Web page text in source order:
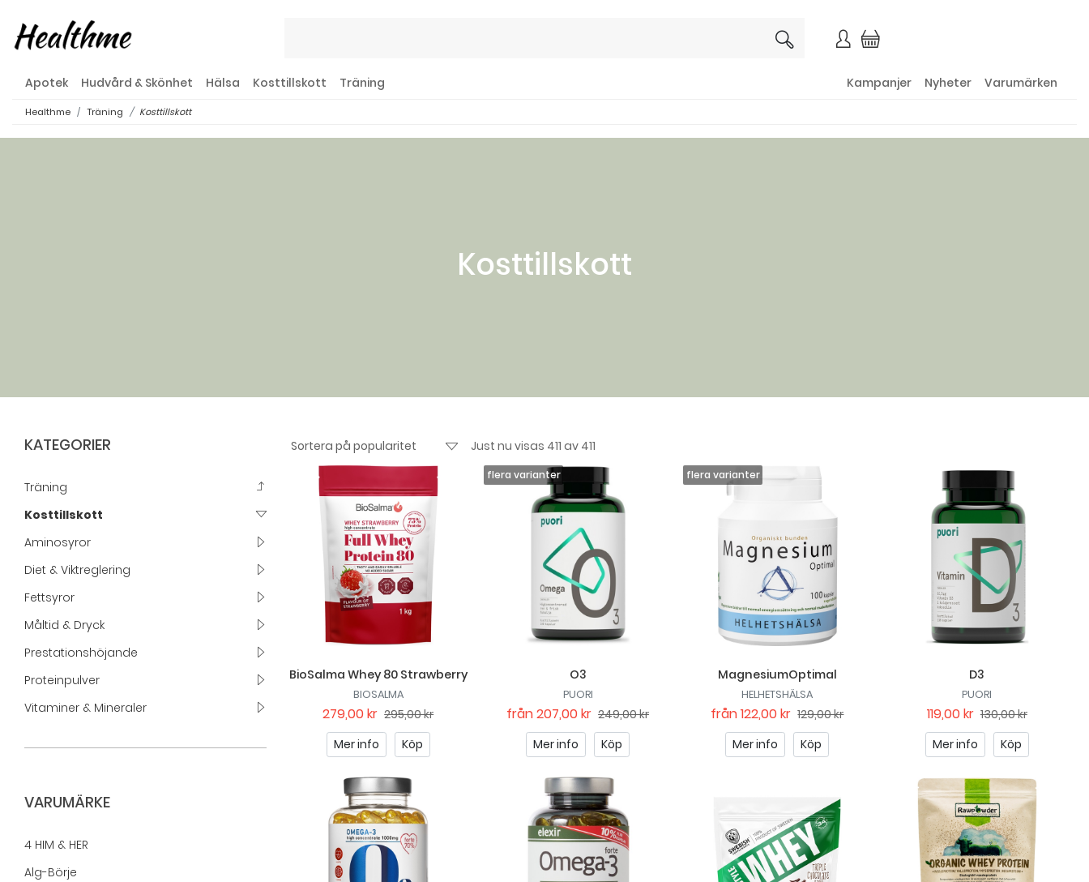
Apotek Hudvård & Skönhet Hälsa Kosttillskott Träning Kampanjer Nyheter Varumärken
Healthme Träning Kosttillskott
Kosttillskott
KATEGORIER
Träning
Kosttillskott
Aminosyror
Diet & Viktreglering
Fettsyror
Måltid & Dryck
Prestationshöjande
Proteinpulver
Vitaminer & Mineraler
VARUMÄRKE
4 HIM & HER
Alg-Börje
Just nu visas 411 av 411
BioSalma Whey 80 Strawberry
BIOSALMA
279,00 kr 295,00 kr
Mer info
Köp
O3
PUORI
från207,00 kr 249,00 kr
Mer info
Köp
MagnesiumOptimal
HELHETSHÄLSA
från122,00 kr 129,00 kr
Mer info
Köp
D3
PUORI
119,00 kr 130,00 kr
Mer info
Köp